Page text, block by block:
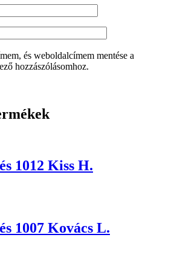
és weboldalcímem mentése a
hozzászólásomhoz.
1012 Kiss H.
1007 Kovács L.